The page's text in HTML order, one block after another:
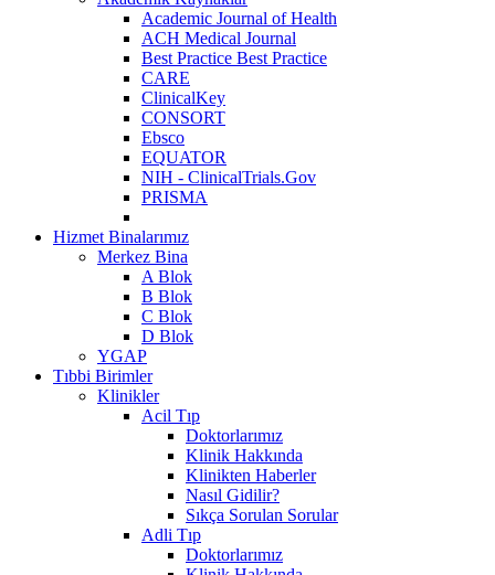
Academic Journal of Health
ACH Medical Journal
Best Practice Best Practice
CARE
ClinicalKey
CONSORT
Ebsco
EQUATOR
NIH - ClinicalTrials.Gov
PRISMA
Hizmet Binalarımız
Merkez Bina
A Blok
B Blok
C Blok
D Blok
YGAP
Tıbbi Birimler
Klinikler
Acil Tıp
Doktorlarımız
Klinik Hakkında
Klinikten Haberler
Nasıl Gidilir?
Sıkça Sorulan Sorular
Adli Tıp
Doktorlarımız